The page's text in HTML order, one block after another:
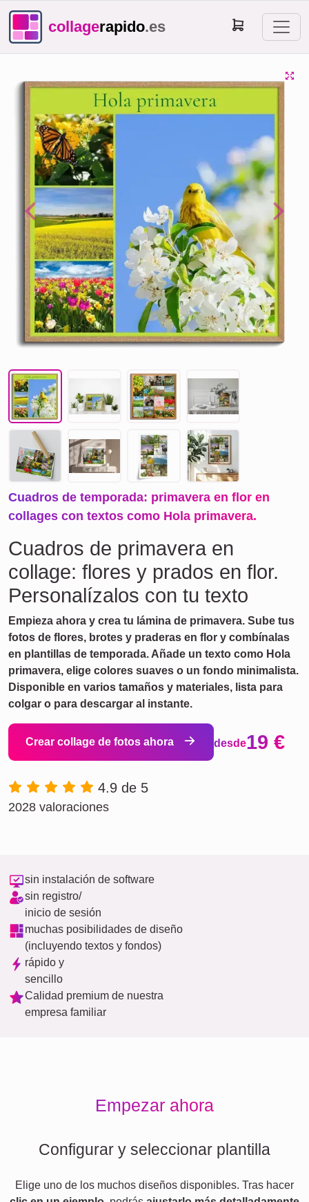
collagerapido.es
Previous Next
Cuadros de temporada: primavera en flor en
collages con textos como Hola primavera.
Cuadros de primavera en
collage: flores y prados en flor.
Personalízalos con tu texto
Empieza ahora y crea tu lámina de primavera. Sube tus
fotos de flores, brotes y praderas en flor y combínalas
en plantillas de temporada. Añade un texto como Hola
primavera, elige colores suaves o un fondo minimalista.
Disponible en varios tamaños y materiales, lista para
colgar o para descargar al instante.
Crear collage de fotos ahora desde19 €
4.9 de 5
2028 valoraciones
sin instalación de software
sin registro/
inicio de sesión
muchas posibilidades de diseño
(incluyendo textos y fondos)
rápido y
sencillo
Calidad premium de nuestra
empresa familiar
Empezar ahora
Configurar y seleccionar plantilla
Elige uno de los muchos diseños disponibles. Tras hacer